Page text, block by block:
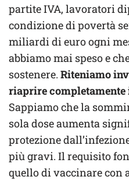
partite IVA, lavoratori
condizione di povertà
miliardi di euro ogni
abbiamo mai speso e
sostenere. Riteniamo
riaprire completamente
Sappiamo che la
sola dose aumenta
protezione
più gravi. Il requisito
quello di vaccinare con